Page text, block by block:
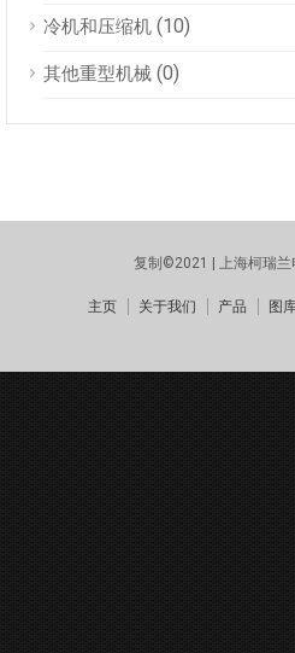
冷机和压缩机 (10)
其他重型机械 (0)
复制©2021 | 上海柯瑞兰
主页 关于我们 产品 图